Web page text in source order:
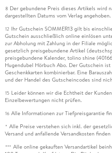
8 Der gebundene Preis dieses Artikels wird
dargestellten Datums vom Verlag angehoben.
12 Ihr Gutschein SOMMER13 gilt bis
Gutschein ausschließlich online einlösen
zur Abholung mit Zahlung in der Filiale
gesetzlich preisgebundene Artikel
preisgebundene Kalender, tolino shine
Hugendubel Hörbuch Abo. Der Gutschein
Geschenkkarten kombinierbar. Eine
und der Handel des Gutscheincodes sind
15 Leider können wir die Echtheit der
Einzelbewertungen nicht prüfen.
16 Alle Informationen zur Tiefpreisgarantie
* Alle Preise verstehen sich inkl. der
Versand und anfallende Versandkosten finden
*** Alle online gekauften Versandartikel